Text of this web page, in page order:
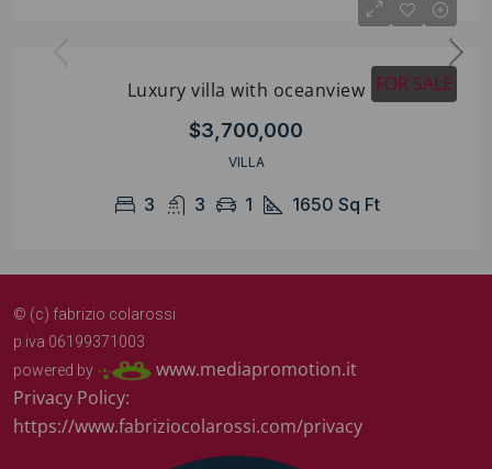
FOR SALE
Luxury villa with oceanview
$3,700,000
VILLA
3 3 1 1650 Sq Ft
© (c) fabrizio colarossi
p.iva 06199371003
powered by
www.mediapromotion.it
Privacy Policy:
https://www.fabriziocolarossi.com/privacy